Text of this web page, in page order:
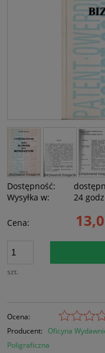
Dostępność:
Wysyłka w:
24
Cena:
szt.
Ocena:
Producent: Oficyna
Poligraficzna